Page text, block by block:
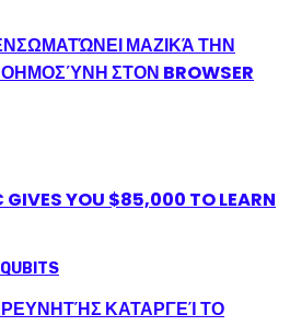
ΜΑΖΙΚΆ ΤΗΝ
ΣΤΟΝ BROWSER
GIVES YOU $85,000 TO LEARN
ΚΑΤΑΡΓΕΊ ΤΟ